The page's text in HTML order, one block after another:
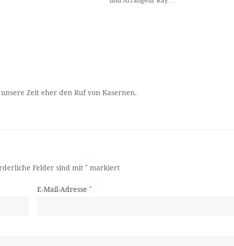
Zeit eher den Ruf von Kasernen.
Felder sind mit* markiert
E-Mail-Adresse *